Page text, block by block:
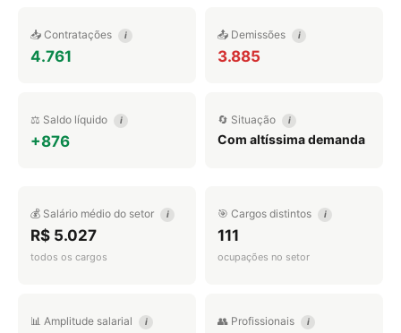
📥 Contratações i
4.761
📤 Demissões i
3.885
⚖️ Saldo líquido i
+876
🔄 Situação i
Com altíssima demanda
💰 Salário médio do setor i
R$ 5.027
todos os cargos
🎯 Cargos distintos i
111
ocupações no setor
📊 Amplitude salarial i 👥 Profissionais i